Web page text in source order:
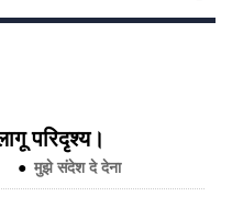
परिदृश्य।
● मुझे संदेश दे देना